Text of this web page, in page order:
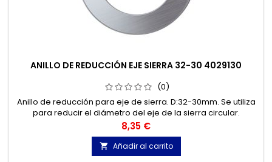
ANILLO DE REDUCCIÓN EJE SIERRA 32-30 4029130
(0)
Anillo de reducción para eje de sierra. D:32-30mm. Se utiliza
para reducir el diámetro del eje de la sierra circular.
Precio
8,35 €
 Añadir al carrito